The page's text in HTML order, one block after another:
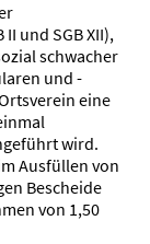
und SGB XII),
schwacher
und -
eine
wird.
Ausfüllen von
Bescheide
von 1,50